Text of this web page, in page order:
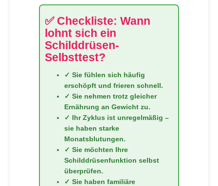
✅ Checkliste: Wann
lohnt sich ein
Schilddrüsen-
Selbsttest?
✓ Sie fühlen sich häufig
erschöpft und frieren schnell.
✓ Sie nehmen trotz gleicher
Ernährung an Gewicht zu.
✓ Ihr Zyklus ist unregelmäßig –
sie haben starke
Monatsblutungen.
✓ Sie möchten Ihre
Schilddrüsenfunktion selbst
überprüfen.
✓ Sie haben familiäre